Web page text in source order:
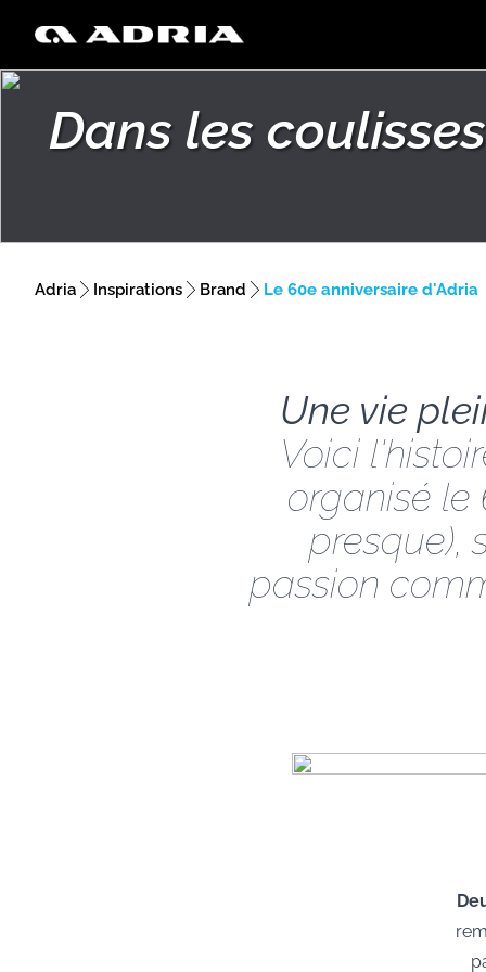
Dans les
Adria Inspirations Brand Le 60e anniversaire d'Adria
Une vie
Voici
organisé le
presque),
passion